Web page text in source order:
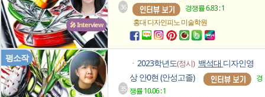
🎤 Interview
36
경쟁률 6.83 : 1
홍대 디자인피노미술학원
평소작
35
ㆍ 2023학년도(정시) 백석대 디자인영
상 안0현 (안성고졸)
경
쟁률 10.06 : 1